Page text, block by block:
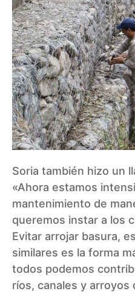
Soria también hizo un
«Ahora estamos
mantenimiento de
queremos instar a los
Evitar arrojar basura,
similares es la forma
todos podemos
ríos, canales y arroyos